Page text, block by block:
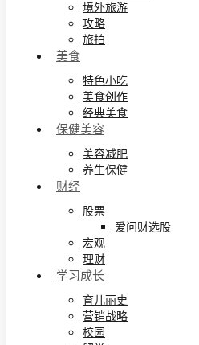
境外旅游
攻略
旅拍
美食
特色小吃
美食创作
经典美食
保健美容
美容减肥
养生保健
财经
股票
爱问财选股
宏观
理财
学习成长
育儿丽史
营销战略
校园